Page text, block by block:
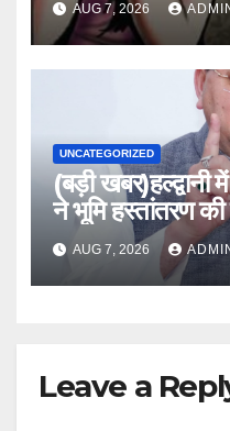
AUG 7, 2026
UNCATEGORIZED
(बड़ी खबर)हल्द्वानी
ने भूमि हस्तांतरण
AUG 7, 2026
Leave a